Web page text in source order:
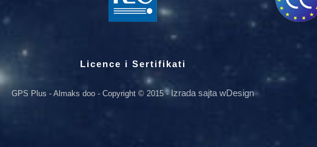
Licence i Sertifikati
GPS Plus - Almaks doo - Copyright © 2015 -Izrada sajta wDesign